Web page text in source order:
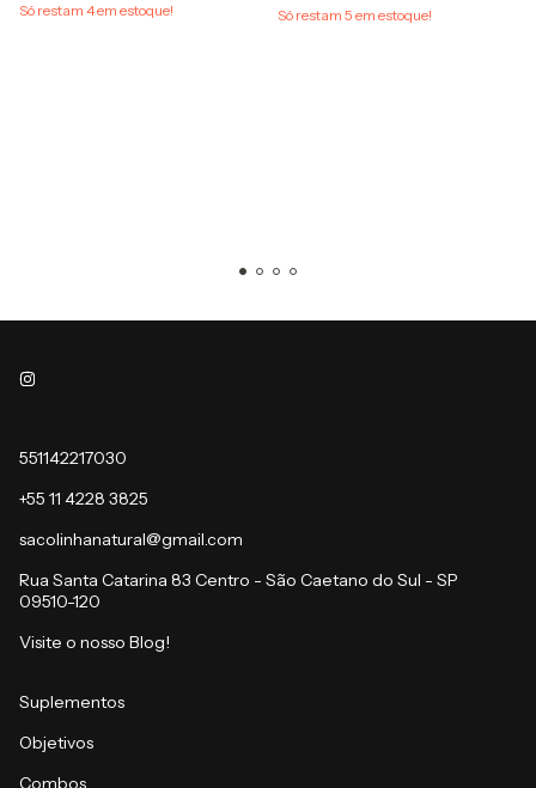
Só restam 4em estoque!
Só restam 5 em estoque!
551142217030
+55 11 4228 3825
sacolinhanatural@gmail.com
Rua Santa Catarina 83 Centro - São Caetano do Sul - SP
09510-120
Visite o nosso Blog!
Suplementos
Objetivos
Combos